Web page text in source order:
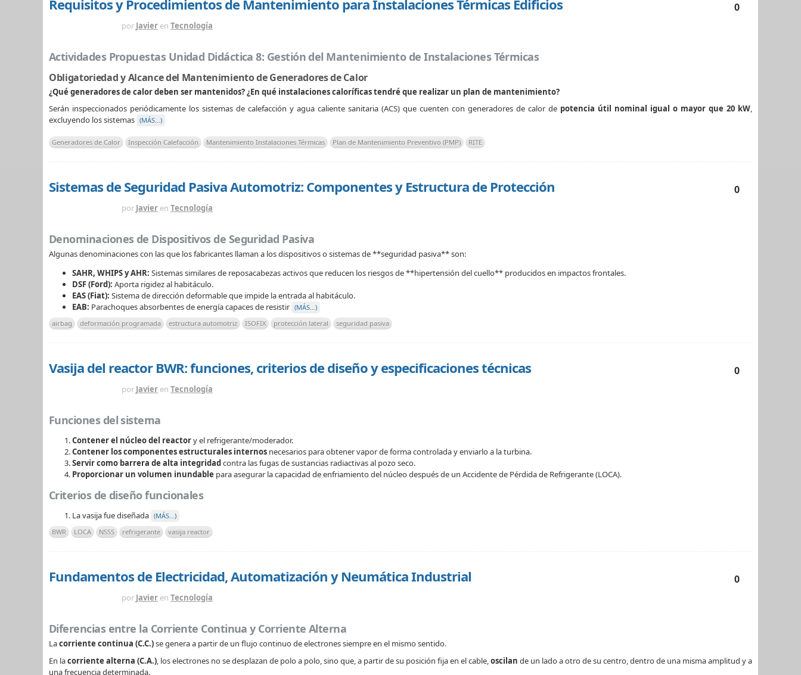
Requisitos y Procedimientos de Mantenimiento para Instalaciones Térmicas Edificios 0
por Javier en Tecnología
Actividades Propuestas Unidad Didáctica 8: Gestión del Mantenimiento de Instalaciones Térmicas
Obligatoriedad y Alcance del Mantenimiento de Generadores de Calor
¿Qué generadores de calor deben ser mantenidos? ¿En qué instalaciones caloríficas tendré que realizar un plan de mantenimiento?
Serán inspeccionados periódicamente los sistemas de calefacción y agua caliente sanitaria (ACS) que cuenten con generadores de calor de potencia útil nominal igual o mayor que 20 kW,
excluyendo los sistemas (MÁS…)
Generadores de Calor Inspección Calefacción Mantenimiento Instalaciones Térmicas Plan de Mantenimiento Preventivo (PMP) RITE
Sistemas de Seguridad Pasiva Automotriz: Componentes y Estructura de Protección 0
por Javier en Tecnología
Denominaciones de Dispositivos de Seguridad Pasiva
Algunas denominaciones con las que los fabricantes llaman a los dispositivos o sistemas de **seguridad pasiva** son:
SAHR, WHIPS y AHR: Sistemas similares de reposacabezas activos que reducen los riesgos de **hipertensión del cuello** producidos en impactos frontales.
DSF (Ford): Aporta rigidez al habitáculo.
EAS (Fiat): Sistema de dirección deformable que impide la entrada al habitáculo.
EAB: Parachoques absorbentes de energía capaces de resistir (MÁS…)
airbag
deformación programada estructura automotriz ISOFIX protección lateral seguridad pasiva
Vasija del reactor BWR: funciones, criterios de diseño y especificaciones técnicas 0
por Javier en Tecnología
Funciones del sistema
Contener el núcleo del reactory el refrigerante/moderador.
Contener los componentes estructurales internos necesarios para obtener vapor de forma controlada y enviarlo a la turbina.
Servir como barrera de alta integridadcontra las fugas de sustancias radiactivas al pozo seco.
Proporcionar un volumen inundable para asegurar la capacidad de enfriamiento del núcleo después de un Accidente de Pérdida de Refrigerante (LOCA).
Criterios de diseño funcionales
La vasija fue diseñada (MÁS…)
BWR
LOCA NSSS refrigerante vasija reactor
Fundamentos de Electricidad, Automatización y Neumática Industrial 0
por Javier en Tecnología
Diferencias entre la Corriente Continua y Corriente Alterna
Lacorriente continua (C.C.)se genera a partir de un flujo continuo de electrones siempre en el mismo sentido.
En lacorriente alterna (C.A.), los electrones no se desplazan de polo a polo, sino que, a partir de su posición fija en el cable,oscilan de un lado a otro de su centro, dentro de una misma amplitud y a
una frecuencia determinada.